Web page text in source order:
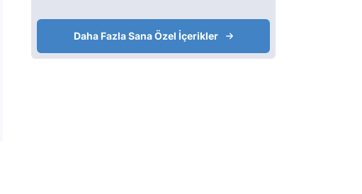
Daha Fazla Sana Özel İçerikler